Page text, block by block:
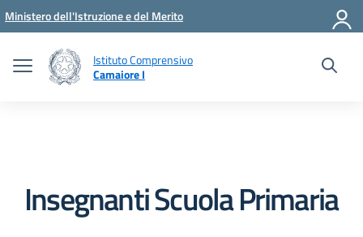
Vai ai contenuti
Vai al menu di navigazione
Vai al footer
Ministero dell'Istruzione e del Merito
Istituto Comprensivo
Camaiore I
Insegnanti Scuola Primaria